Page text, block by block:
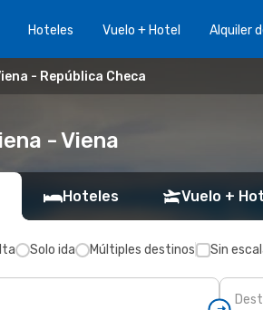
Hoteles Vuelo + Hotel Alquiler
- República Checa
- Viena
Hoteles Vuelo +
Solo ida Múltiples destinos Sin